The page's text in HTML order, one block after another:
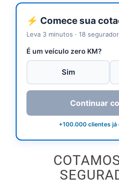
⚡ Comece sua
Leva 3 minutos · 18
É um veículo zero KM?
Sim
Continuar
+100.000 clientes já